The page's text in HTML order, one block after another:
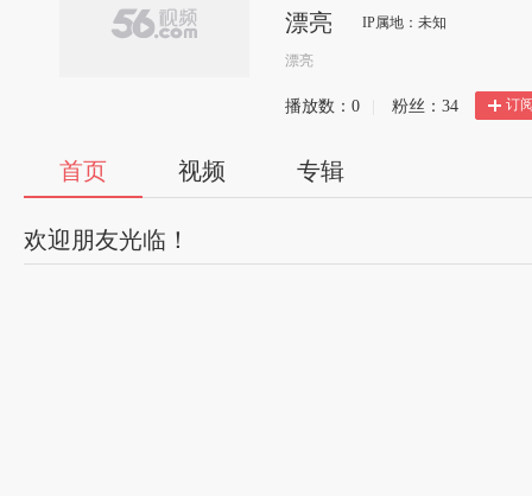
漂亮 IP属地：未知
漂亮
播放数： 0 粉丝： 34 订
首页 视频 专辑
欢迎朋友光临！